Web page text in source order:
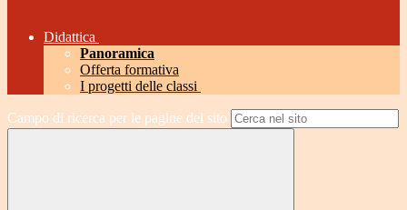
Didattica
Panoramica
Offerta formativa
I progetti delle classi
Campo di ricerca per le pagine del sito